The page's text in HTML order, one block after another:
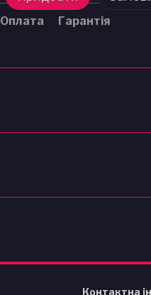
Оплата Гарантія
Контактна